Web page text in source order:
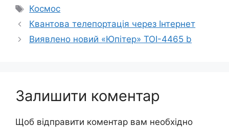
Позначки
Космос
Квантова телепортація через Інтернет
Виявлено новий «Юпітер» TOI-4465 b
Залишити коментар
Щоб відправити коментар вам необхідно